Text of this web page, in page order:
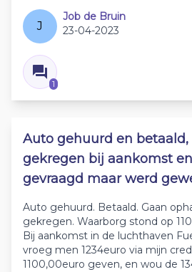
J
Job de Bruin
23-04-2023
1
Auto gehuurd en
gekregen bij aankomst
gevraagd maar werd
Auto gehuurd. Betaald. Gaan
gekregen. Waarborg stond op
Bij aankomst in de luchthaven
vroeg men 1234euro via mijn
1100,00euro geven, en wou de